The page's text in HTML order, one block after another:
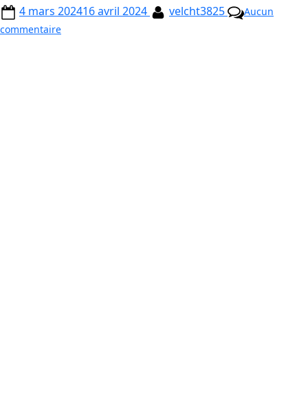
4 mars 202416 avril 2024 velcht3825
Aucun
commentaire